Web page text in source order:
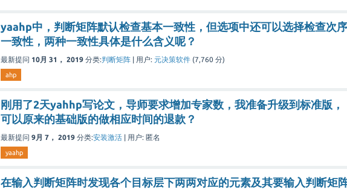
yaahp中，判断矩阵默认检查基本一致性，但选项中还可以选择检查次序
一致性，两种一致性具体是什么含义呢？
最新提问 10月 31， 2019 分类:判断矩阵 | 用户: 元决策软件 (7,760 分)
ahp
刚用了2天yahhp写论文，导师要求增加专家数，我准备升级到标准版，
可以原来的基础版的做相应时间的退款？
最新提问 9月 7， 2019 分类:安装激活 | 用户: 匿名
yaahp
在输入判断矩阵时发现各个目标层下两两对应的元素及其要输入判断矩